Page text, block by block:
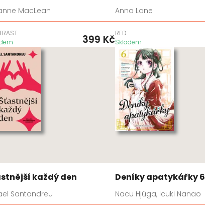
MacLean
399 Kč
Anna Lane
RED
Skladem
každý den
Santandreu
Deníky apatykářky 6
Nacu Hjúga, Icuki Nanao